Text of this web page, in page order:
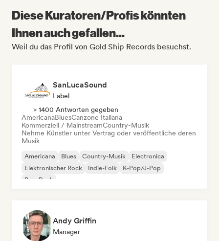
Diese Kuratoren/Profis könnten
Ihnen auch gefallen...
Weil du das Profil von Gold Ship Records besuchst.
SanLucaSound
Label
> 1400 Antworten gegeben
AmericanaBluesCanzone Italiana
Kommerziell / MainstreamCountry-Musik
Nehme Künstler unter Vertrag oder veröffentliche deren
Musik
Americana Blues Country-Musik
Electronica
Elektronischer Rock
Indie-Folk
K-Pop/J-Pop
Pop-Rock
Andy Griffin
Manager